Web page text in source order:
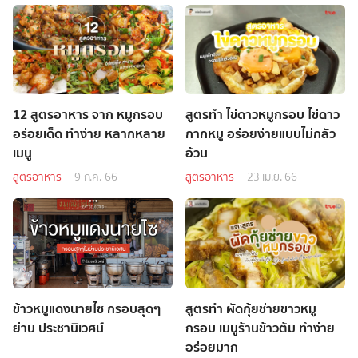
12 สูตรอาหาร จาก หมูกรอบ
อร่อยเด็ด ทำง่าย หลากหลาย
เมนู
สูตรอาหาร 9 ก.ค. 66
สูตรทำ ไข่ดาวหมูกรอบ ไข่ดาว
กากหมู อร่อยง่ายแบบไม่กลัว
อ้วน
สูตรอาหาร 23 เม.ย. 66
ข้าวหมูแดงนายไซ กรอบสุดๆ
ย่าน ประชานิเวศน์
สูตรทำ ผัดกุ้ยช่ายขาวหมู
กรอบ เมนูร้านข้าวต้ม ทำง่าย
อร่อยมาก